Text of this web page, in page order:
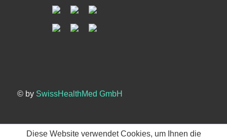
© by SwissHealthMed GmbH
Diese Website verwendet Cookies, um Ihnen die